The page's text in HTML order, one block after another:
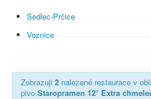
Sedlec-Prčice
Voznice
Zobrazuji 2 nalezené restaurace v
pivo Staropramen 12° Extra